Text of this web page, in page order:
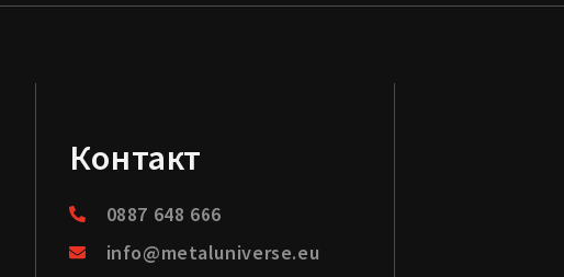
Контакт
0887 648 666
info@metaluniverse.eu